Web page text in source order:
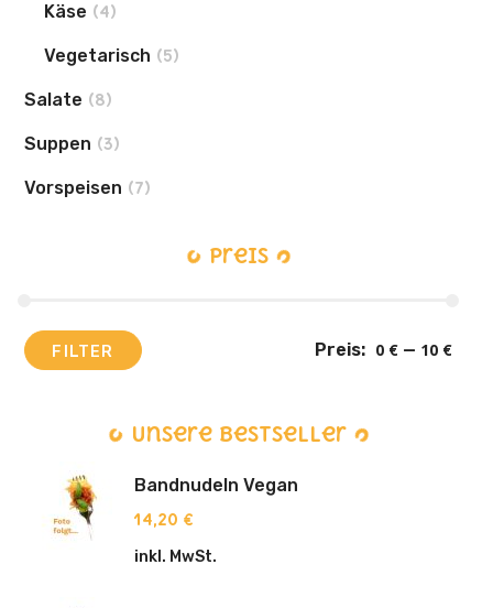
Käse (4)
Vegetarisch (5)
Salate (8)
Suppen (3)
Vorspeisen (7)
Preis
FILTER Preis: 0 €— 10 €
Unsere Bestseller
Bandnudeln Vegan
14,20 €
inkl. MwSt.